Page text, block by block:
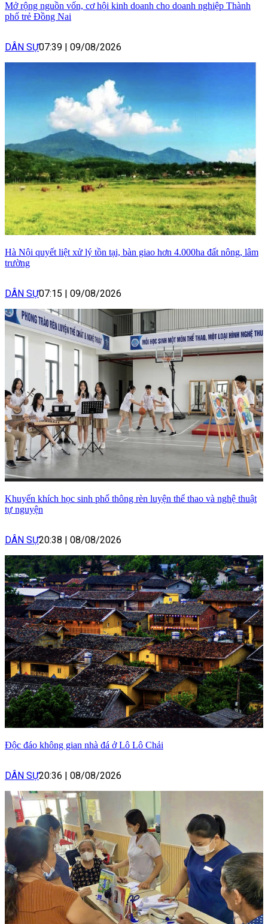
Mở rộng nguồn vốn, cơ hội kinh doanh cho doanh nghiệp Thành
phố trẻ Đồng Nai
DÂN SỰ07:39 09/08/2026
Hà Nội quyết liệt xử lý tồn tại, bàn giao hơn 4.000ha đất nông, lâm
trường
DÂN SỰ07:15 09/08/2026
Khuyến khích học sinh phổ thông rèn luyện thể thao và nghệ thuật
tự nguyện
DÂN SỰ20:38 08/08/2026
Độc đáo không gian nhà đá ở Lô Lô Chải
DÂN SỰ20:36 08/08/2026